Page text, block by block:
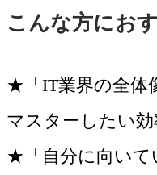
こんな方にお
★「IT業界の全体
マスターしたい
★「自分に向いて